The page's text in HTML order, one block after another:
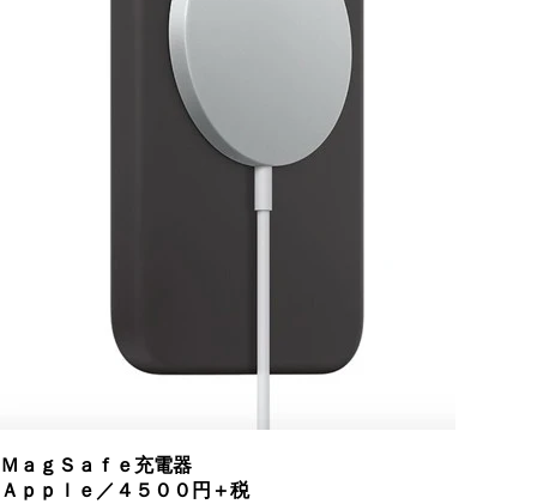
ＭａｇＳａｆｅ充電器
Ａｐｐｌｅ／４５００円＋税